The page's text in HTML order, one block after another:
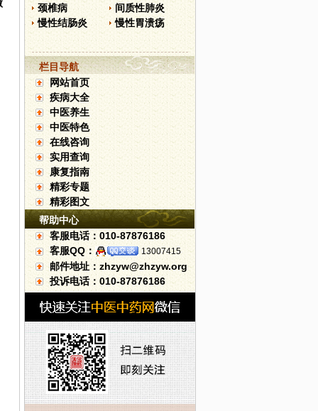
颈椎病
间质性肺炎
慢性结肠炎
慢性胃溃疡
栏目导航
网站首页
疾病大全
中医养生
中医特色
在线咨询
实用查询
康复指南
精彩专题
精彩图文
帮助中心
客服电话：010-87876186
客服QQ：
13007415
邮件地址：zhzyw@zhzyw.org
投诉电话：010-87876186